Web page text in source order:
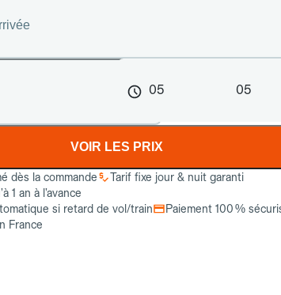
05 05
VOIR LES PRIX
dès la commande
Tarif fixe jour & nuit garanti
1 an à l’avance
si retard de vol/train
Paiement 100 %
France